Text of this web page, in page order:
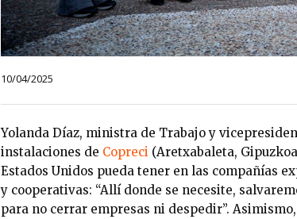
10/04/2025
Yolanda Díaz, ministra de Trabajo y
instalaciones de Copreci (Aretxabaleta,
Estados Unidos pueda tener en las compañías
y cooperativas: “Allí donde se necesite,
para no cerrar empresas ni despedir”.